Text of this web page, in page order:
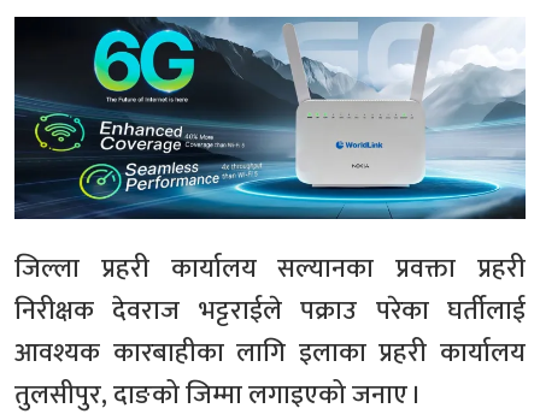
जिल्ला प्रहरी कार्यालय सल्यानका प्रवक्ता प्रहरी
निरीक्षक देवराज भट्टराईले पक्राउ परेका घर्तीलाई
आवश्यक कारबाहीका लागि इलाका प्रहरी कार्यालय
तुलसीपुर, दाङको जिम्मा लगाइएको जनाए ।